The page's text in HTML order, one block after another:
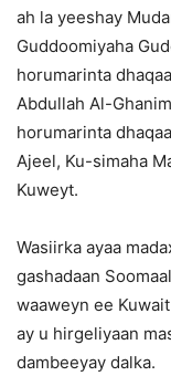
ah la yeeshay
Guddoomiyaha
horumarinta
Abdullah Al-
horumarinta
Ajeel, Ku-simaha
Kuweyt.
Wasiirka ayaa
gashadaan
waaweyn ee
ay u hirgeliyaan
dambeeyay dalka.